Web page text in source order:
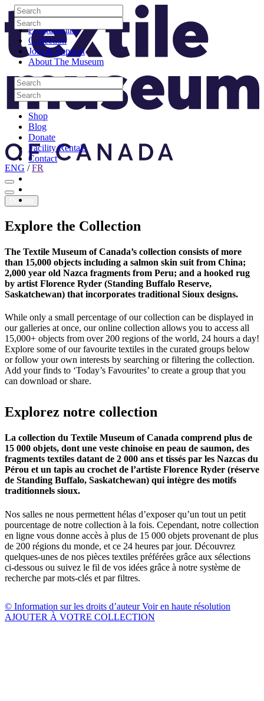
Skip to content
Visit
Programming
Collection
Join & Support
About The Museum
Search
Search
Search
Search
Shop
Blog
Donate
Facility Rentals
Contact
Youtube
Search
Search
Search
Search
Site Logo
ENG /FR
Donate
Explore the Collection
The Textile Museum of Canada’s collection consists of more
than 15,000 objects including a salmon skin suit from China;
2,000 year old Nazca fragments from Peru; and a hooked rug
by artist Florence Ryder (Standing Buffalo Reserve,
Saskatchewan) that incorporates traditional Sioux designs.
While only a small percentage of our collection can be displayed in
our galleries at once, our online collection allows you to access all
15,000+ objects from over 200 regions of the world, 24 hours a day!
Explore some of our favourite textiles in the curated groups below
or follow your own interests by searching or filtering the collection.
Add your finds to ‘Today’s Favourites’ to create a group that you
can download or share.
Explorez notre collection
La collection du Textile Museum of Canada comprend plus de
15 000 objets, dont une veste chinoise en peau de saumon, des
fragments textiles datant de 2 000 ans et tissés par les Nazcas du
Pérou et un tapis au crochet de l’artiste Florence Ryder (réserve
de Standing Buffalo, Saskatchewan) qui intègre des motifs
traditionnels sioux.
Nos salles ne nous permettent hélas d’exposer qu’un tout un petit
pourcentage de notre collection à la fois. Cependant, notre collection
en ligne vous donne accès à plus de 15 000 objets provenant de plus
de 200 régions du monde, et ce 24 heures par jour. Découvrez
quelques-unes de nos pièces textiles préférées grâce aux sélections
ci-dessous ou suivez le fil de vos idées grâce à notre système de
recherche par mots-clés et par filtres.
© Information sur les droits d’auteurVoir en haute résolution
AJOUTER À VOTRE COLLECTION